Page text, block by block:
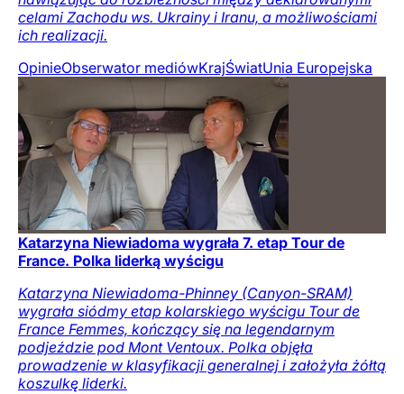
celami Zachodu ws. Ukrainy i Iranu, a możliwościami
ich realizacji.
OpinieObserwator mediówKrajŚwiatUnia Europejska
Katarzyna Niewiadoma wygrała 7. etap Tour de
France. Polka liderką wyścigu
Katarzyna Niewiadoma-Phinney (Canyon-SRAM)
wygrała siódmy etap kolarskiego wyścigu Tour de
France Femmes, kończący się na legendarnym
podjeździe pod Mont Ventoux. Polka objęła
prowadzenie w klasyfikacji generalnej i założyła żółtą
koszulkę liderki.